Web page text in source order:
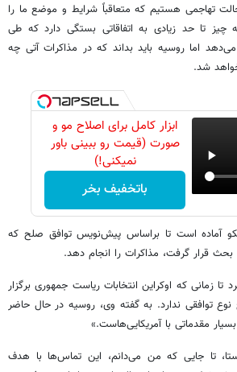
تهاجمی هستیم که متعاقباً شرایط و موضع ما را
چیز تا حد زیادی به اتفاقاتی بستگی دارد که طی
اما روسیه باید بداند که در مذاکرات آتی چه
شد.
ابزار کامل برای اصلاح مو و
صورت (قیمت رو ببینی باور
نمیکنی!)
باتخفیف بخر
آماده است تا براساس پیش‌نویس توافق صلح که
تا زمانی که اوکراین انتخابات ریاست جمهوری برگزار
توافقی ندارد. به گفته وی، روسیه در حال حاضر
مقدماتی با آمریکایی‌هاست.»
تا جایی که من می‌دانم، این تماس‌ها با هدف